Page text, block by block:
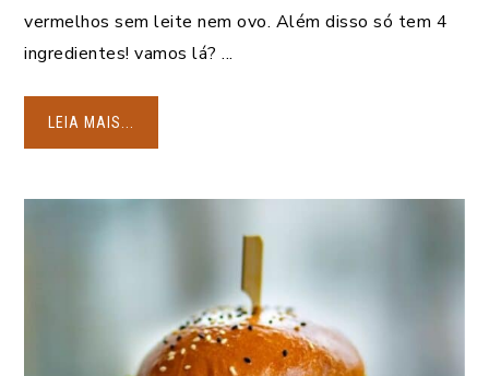
vermelhos sem leite nem ovo. Além disso só tem 4
ingredientes! vamos lá? ...
LEIA MAIS...